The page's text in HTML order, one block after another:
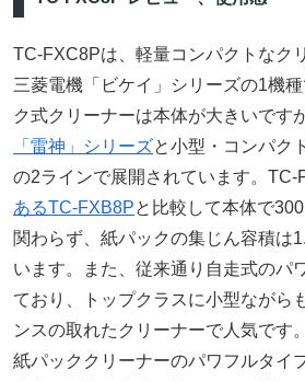
TC-FXC8Pは、軽量コンパクトなク
三菱電機「ビケイ」シリーズの1機
ク式クリーナーは本体が大きいです
「雷神」シリーズと小型・コンパク
の2ラインで展開されています。TC-
あるTC-FXB8Pと比較して本体で
関わらず、紙パックの集じん容積は
います。また、従来通り自走式のパ
ており、トップクラスに小型ながら
ンスの取れたクリーナーで人気です。
紙パッククリーナーのパワフルタイ